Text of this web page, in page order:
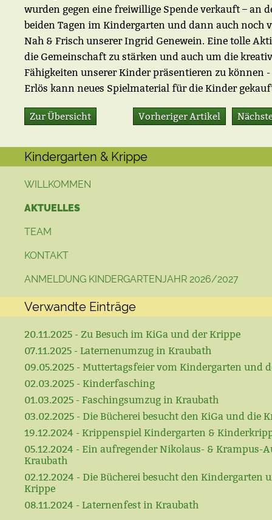
wurden gegen eine freiwillige Spende verkauft – an
beiden Tagen im Kindergarten und dann auch noch
Nah & Frisch unserer Ingrid Genewein. Eine tolle
die Gemeinschaft zu stärken und auch um die
Fähigkeiten unserer Kinder präsentieren zu können
Erlös kann neues Spielmaterial für die Kinder
Vorheriger Artikel
Zur Übersicht
Kindergarten & Krippe
WILLKOMMEN
AKTUELLES
TEAM
KONTAKT
ANMELDUNG KINDERGARTENJAHR 2026/2027
Verwandte Einträge
20.11.2025 - Zu Besuch im KiGa und der Krippe
07.11.2025 - Laternenumzug in Kraubath
09.05.2025 - Muttertagsfeier vom Kindergarten und
02.03.2025 - Kinderfasching
01.03.2025 - Faschingsumzug in Kraubath
03.02.2025 - Die Bücherei besucht den KiGa und die
19.12.2024 - Krippenspiel Kindergarten &
05.12.2024 - Ein aufregender Nikolaus- & Krampus-
Kraubath
02.12.2024 - Die Bücherei besucht den Kindergarten
Krippe
08.11.2024 - Laternenfest in Kraubath